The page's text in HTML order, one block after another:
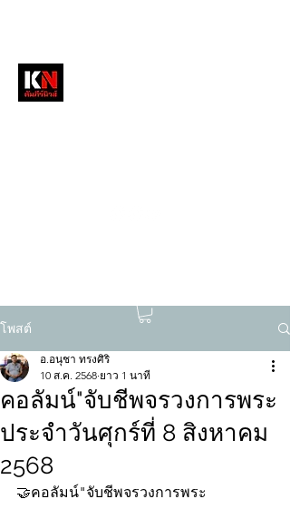
โพสต์
คอลัมน์"จับชีพจรวงการพระ
ประจำวันศุกร์ที่ 8 สิงหาคม
2568
อ.อนุชา ทรงศิริ
10 ส.ค. 2568 ยาว 1 นาที
🤝คอลัมน์"จับชีพจรวงการพระ